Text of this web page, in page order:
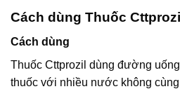
Cách dùng Thuốc
Cách dùng
Thuốc Cttprozil dùng đường
thuốc với nhiều nước không